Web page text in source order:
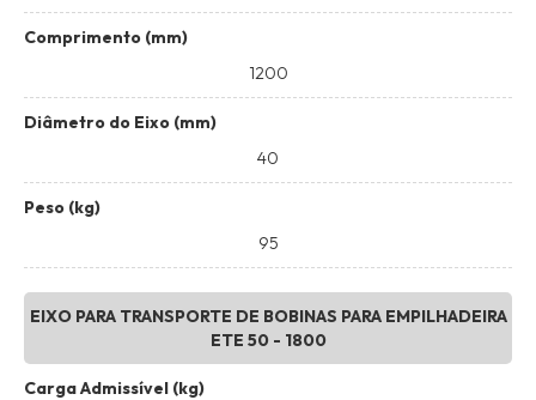
Comprimento (mm)
1200
Diâmetro do Eixo (mm)
40
Peso (kg)
95
EIXO PARA TRANSPORTE DE BOBINAS PARA EMPILHADEIRA
ETE 50 - 1800
Carga Admissível (kg)